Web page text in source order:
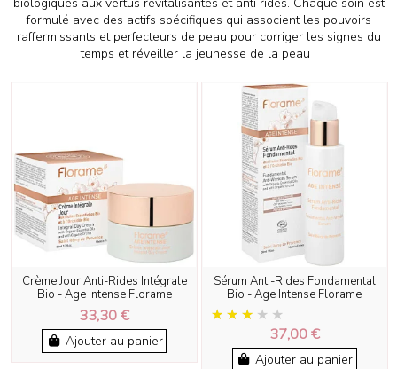
formulé avec des actifs spécifiques qui associent les pouvoirs
raffermissants et perfecteurs de peau pour corriger les signes du
temps et réveiller la jeunesse de la peau !
Crème Jour Anti-Rides Intégrale
Bio - Age Intense Florame
33,30 €
Ajouter au panier
Sérum Anti-Rides Fondamental
Bio - Age Intense Florame
37,00 €
Ajouter au panier